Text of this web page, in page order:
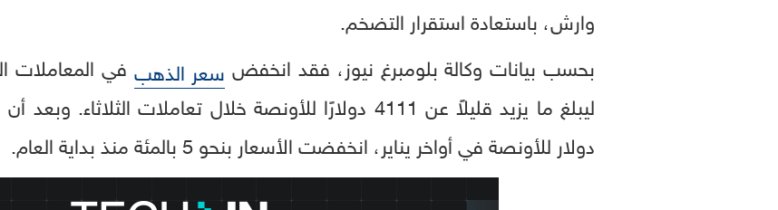
وارش، باستعادة استقرار التضخم.
بحسب بيانات وكالة بلومبرغ نيوز، فقد انخفض سعر الذهب
دولار للأونصة في أواخر يناير، انخفضت الأسعار بنحو 5 بالمئة منذ بداية العام.